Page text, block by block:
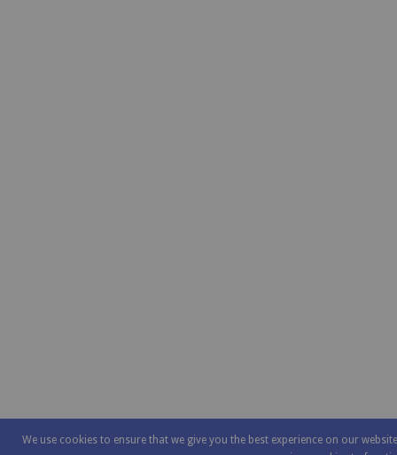
We use cookies to ensure that we give you the best experience on our